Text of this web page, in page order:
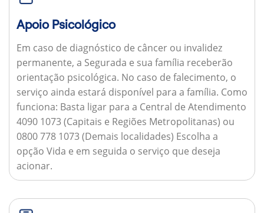
Apoio Psicológico
Em caso de diagnóstico de câncer ou invalidez
permanente, a Segurada e sua família receberão
orientação psicológica. No caso de falecimento, o
serviço ainda estará disponível para a família. Como
funciona: Basta ligar para a Central de Atendimento
4090 1073 (Capitais e Regiões Metropolitanas) ou
0800 778 1073 (Demais localidades) Escolha a
opção Vida e em seguida o serviço que deseja
acionar.